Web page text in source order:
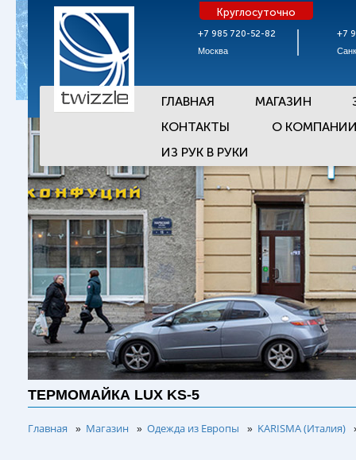
+7 985 720-52-82
Москва
Круглосуточно
+7
ГЛАВНАЯ МАГАЗИН
КОНТАКТЫ
О
ИЗ РУК В РУКИ
ТЕРМОМАЙКА LUX KS-5
Главная » Магазин » Одежда из Европы » KARISMA (Италия)